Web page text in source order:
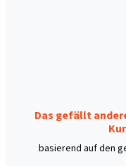
Das gefällt
basierend auf den